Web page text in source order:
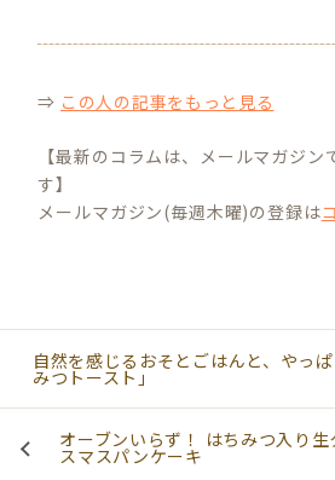
⇒ この人の記事をもっと見る
【最新のコラムは、メールマガジン
す】
メールマガジン(毎週木曜)の登録は
自然を感じるおそとごはんと、やっ
みつトースト」
オーブンいらず！ はちみつ入り
スマスパンケーキ